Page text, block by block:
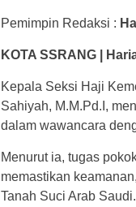
Pemimpin Redaksi :
KOTA SSRANG |
Kepala Seksi Haji
Sahiyah, M.M.Pd.I,
dalam wawancara
Menurut ia, tugas
memastikan
Tanah Suci Arab Saudi.